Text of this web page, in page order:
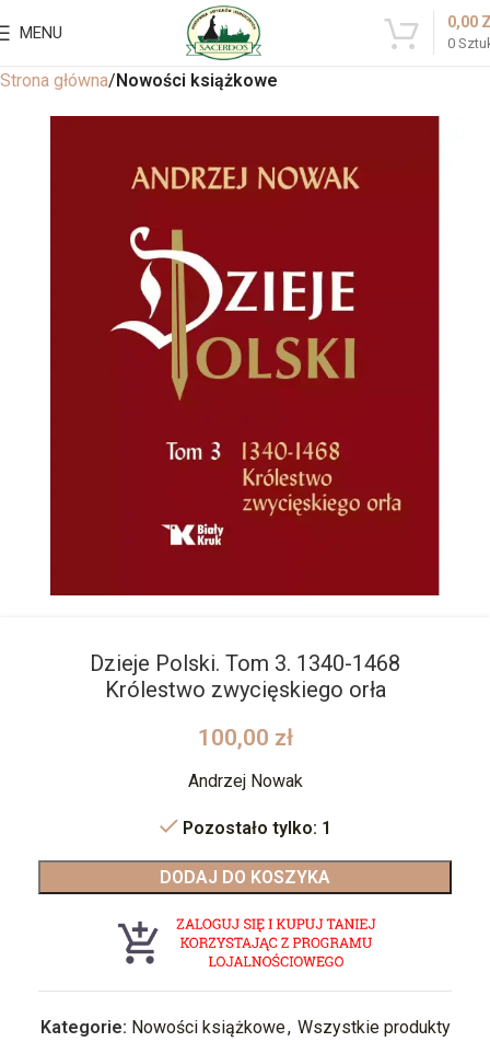
MENU
0
0,00
Strona główna Nowości książkowe
Dzieje Polski. Tom 3. 1340-1468
Królestwo zwycięskiego orła
100,00 zł
Andrzej Nowak
Pozostało tylko: 1
DODAJ DO KOSZYKA
Kategorie: Nowości książkowe, Wszystkie produkty